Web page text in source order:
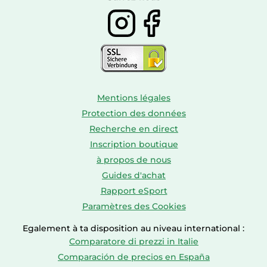
Mentions légales
Protection des données
Recherche en direct
Inscription boutique
à propos de nous
Guides d'achat
Rapport eSport
Paramètres des Cookies
Egalement à ta disposition au niveau international :
Comparatore di prezzi in Italie
Comparación de precios en España